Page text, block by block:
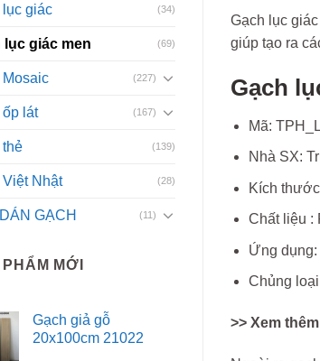
lục giác (34)
lục giác men (69)
Mosaic (227)
lát (167)
thẻ (139)
Việt Nhật (28)
GẠCH (11)
MỚI
Gạch giả gỗ
20x100cm 21022
Gạch lục
giúp tạo ra
Gạch
Mã:
Nhà SX:
Kích
Chất liệu :
Ứng
Chủng
>> Xem